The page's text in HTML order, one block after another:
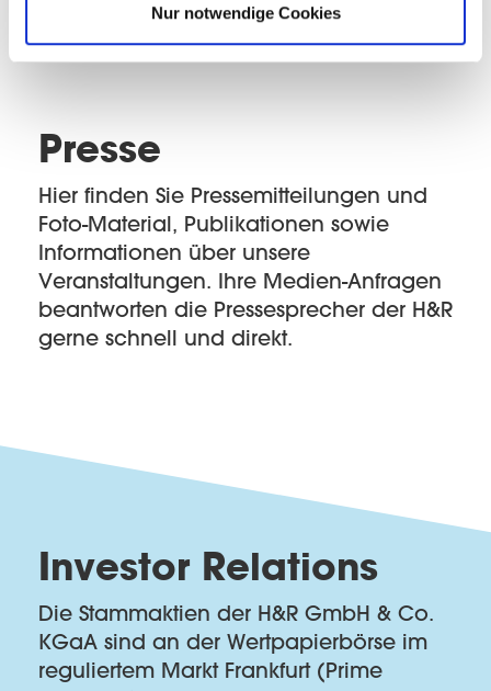
Nur notwendige Cookies
Presse
Hier finden Sie Pressemitteilungen und
Foto-Material, Publikationen sowie
Informationen über unsere
Veranstaltungen. Ihre Medien-Anfragen
beantworten die Pressesprecher der H&R
gerne schnell und direkt.
Investor Relations
Die Stammaktien der H&R GmbH & Co.
KGaA sind an der Wertpapierbörse im
reguliertem Markt Frankfurt (Prime